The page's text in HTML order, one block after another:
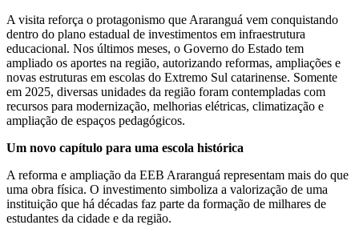
A visita reforça o protagonismo que Araranguá vem conquistando
dentro do plano estadual de investimentos em infraestrutura
educacional. Nos últimos meses, o Governo do Estado tem
ampliado os aportes na região, autorizando reformas, ampliações e
novas estruturas em escolas do Extremo Sul catarinense. Somente
em 2025, diversas unidades da região foram contempladas com
recursos para modernização, melhorias elétricas, climatização e
ampliação de espaços pedagógicos.
Um novo capítulo para uma escola histórica
A reforma e ampliação da EEB Araranguá representam mais do que
uma obra física. O investimento simboliza a valorização de uma
instituição que há décadas faz parte da formação de milhares de
estudantes da cidade e da região.